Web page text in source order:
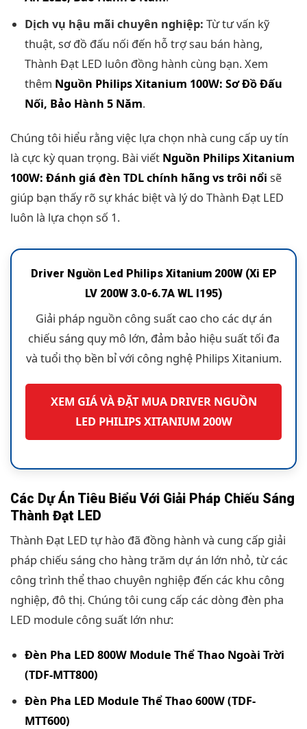
Dịch vụ hậu mãi chuyên nghiệp: Từ tư vấn kỹ
thuật, sơ đồ đấu nối đến hỗ trợ sau bán hàng,
Thành Đạt LED luôn đồng hành cùng bạn. Xem
thêm Nguồn Philips Xitanium 100W: Sơ Đồ Đấu
Nối, Bảo Hành 5 Năm.
Chúng tôi hiểu rằng việc lựa chọn nhà cung cấp uy tín
là cực kỳ quan trọng. Bài viết Nguồn Philips Xitanium
100W: Đánh giá đèn TDL chính hãng vs trôi nổi sẽ
giúp bạn thấy rõ sự khác biệt và lý do Thành Đạt LED
luôn là lựa chọn số 1.
Driver Nguồn Led Philips Xitanium 200W (Xi EP
LV 200W 3.0-6.7A WL I195)
Giải pháp nguồn công suất cao cho các dự án
chiếu sáng quy mô lớn, đảm bảo hiệu suất tối đa
và tuổi thọ bền bỉ với công nghệ Philips Xitanium.
XEM GIÁ VÀ ĐẶT MUA DRIVER NGUỒN
LED PHILIPS XITANIUM 200W
Các Dự Án Tiêu Biểu Với Giải Pháp Chiếu Sáng
Thành Đạt LED
Thành Đạt LED tự hào đã đồng hành và cung cấp giải
pháp chiếu sáng cho hàng trăm dự án lớn nhỏ, từ các
công trình thể thao chuyên nghiệp đến các khu công
nghiệp, đô thị. Chúng tôi cung cấp các dòng đèn pha
LED module công suất lớn như:
Đèn Pha LED 800W Module Thể Thao Ngoài Trời
(TDF-MTT800)
Đèn Pha LED Module Thể Thao 600W (TDF-
MTT600)